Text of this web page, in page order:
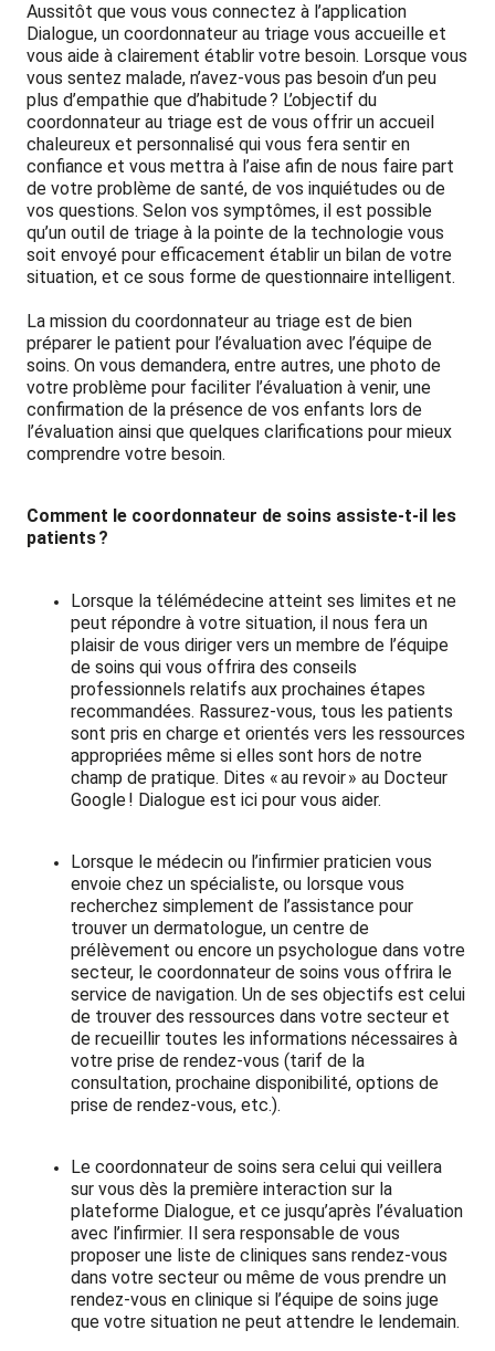
Aussitôt que vous vous connectez à l’application
Dialogue, un coordonnateur au triage vous accueille et
vous aide à clairement établir votre besoin. Lorsque vous
vous sentez malade, n’avez-vous pas besoin d’un peu
plus d’empathie que d’habitude ? L’objectif du
coordonnateur au triage est de vous offrir un accueil
chaleureux et personnalisé qui vous fera sentir en
confiance et vous mettra à l’aise afin de nous faire part
de votre problème de santé, de vos inquiétudes ou de
vos questions. Selon vos symptômes, il est possible
qu’un outil de triage à la pointe de la technologie vous
soit envoyé pour efficacement établir un bilan de votre
situation, et ce sous forme de questionnaire intelligent.
La mission du coordonnateur au triage est de bien
préparer le patient pour l’évaluation avec l’équipe de
soins. On vous demandera, entre autres, une photo de
votre problème pour faciliter l’évaluation à venir, une
confirmation de la présence de vos enfants lors de
l’évaluation ainsi que quelques clarifications pour mieux
comprendre votre besoin.
Comment le coordonnateur de soins assiste-t-il les
patients ?
Lorsque la télémédecine atteint ses limites et ne
peut répondre à votre situation, il nous fera un
plaisir de vous diriger vers un membre de l’équipe
de soins qui vous offrira des conseils
professionnels relatifs aux prochaines étapes
recommandées. Rassurez-vous, tous les patients
sont pris en charge et orientés vers les ressources
appropriées même si elles sont hors de notre
champ de pratique. Dites « au revoir » au Docteur
Google ! Dialogue est ici pour vous aider.
Lorsque le médecin ou l’infirmier praticien vous
envoie chez un spécialiste, ou lorsque vous
recherchez simplement de l’assistance pour
trouver un dermatologue, un centre de
prélèvement ou encore un psychologue dans votre
secteur, le coordonnateur de soins vous offrira le
service de navigation. Un de ses objectifs est celui
de trouver des ressources dans votre secteur et
de recueillir toutes les informations nécessaires à
votre prise de rendez-vous (tarif de la
consultation, prochaine disponibilité, options de
prise de rendez-vous, etc.).
Le coordonnateur de soins sera celui qui veillera
sur vous dès la première interaction sur la
plateforme Dialogue, et ce jusqu’après l’évaluation
avec l’infirmier. Il sera responsable de vous
proposer une liste de cliniques sans rendez-vous
dans votre secteur ou même de vous prendre un
rendez-vous en clinique si l’équipe de soins juge
que votre situation ne peut attendre le lendemain.